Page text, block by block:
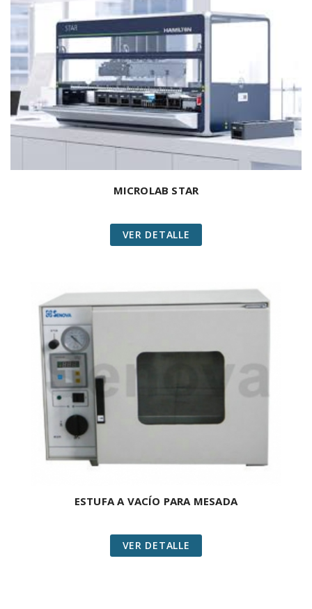
MICROLAB STAR
VER DETALLE
ESTUFA A VACÍO PARA MESADA
VER DETALLE